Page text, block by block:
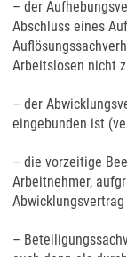
– der
Abschluss eines
Arbeitslosen nicht
– der
eingebunden ist
– die vorzeitige
Arbeitnehmer,
–